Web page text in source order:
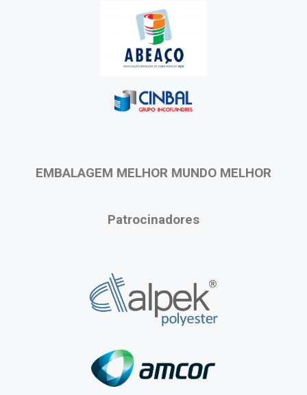
EMBALAGEM MELHOR MUNDO MELHOR
Patrocinadores